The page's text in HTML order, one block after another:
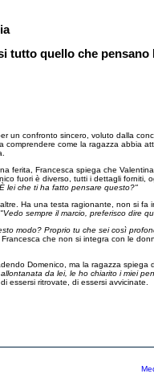
tutto quello che
un confronto sincero, voluto dalla
comprendere come la ragazza abbia
ferita, Francesca spiega che
fuori è diverso, tutti i dettagli
lei che ti ha fatto pensare questo?"
Ha una testa ragionante, non si
"Vedo sempre il marcio, preferisco dire
modo? Proprio tu che sei così
Francesca che non si integra con le
Domenico, ma la ragazza
da lei, le ho chiarito i miei
essersi ritrovate, di essersi avvicinate.